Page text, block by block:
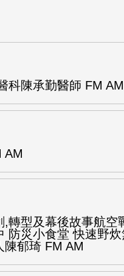
科陳承勤醫師 FM AM
AM
轉型及幕後故事航空
防災小食堂 快速野
陳郁琦 FM AM